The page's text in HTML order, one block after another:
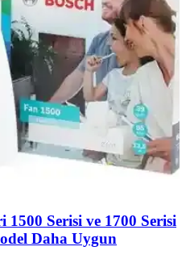
Serisi ve 1700 Serisi
Daha Uygun